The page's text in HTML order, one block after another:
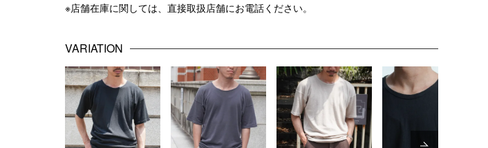
※店舗在庫に関しては、直接取扱店舗にお電話ください。
VARIATION